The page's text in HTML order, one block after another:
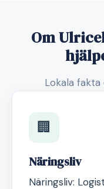
Om
Lokala
🏢
Näringsliv
Näringsliv: